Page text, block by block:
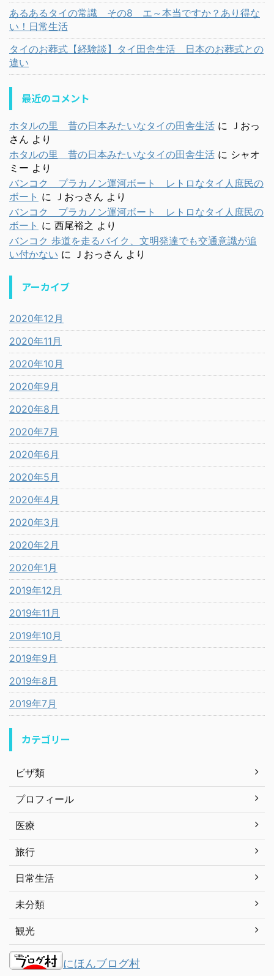
あるあるタイの常識 その8 エ～本当ですか？あり得な
い！日常生活
タイのお葬式【経験談】タイ田舎生活 日本のお葬式との
違い
最近のコメント
ホタルの里 昔の日本みたいなタイの田舎生活 に Ｊおっ
さん より
ホタルの里 昔の日本みたいなタイの田舎生活 に シャオ
ミー より
バンコク プラカノン運河ボート レトロなタイ人庶民の
ボート に Ｊおっさん より
バンコク プラカノン運河ボート レトロなタイ人庶民の
ボート に 西尾裕之 より
バンコク 歩道を走るバイク、文明発達でも交通意識が追
い付かない に Ｊおっさん より
アーカイブ
2020年12月
2020年11月
2020年10月
2020年9月
2020年8月
2020年7月
2020年6月
2020年5月
2020年4月
2020年3月
2020年2月
2020年1月
2019年12月
2019年11月
2019年10月
2019年9月
2019年8月
2019年7月
カテゴリー
ビザ類
プロフィール
医療
旅行
日常生活
未分類
観光
にほんブログ村